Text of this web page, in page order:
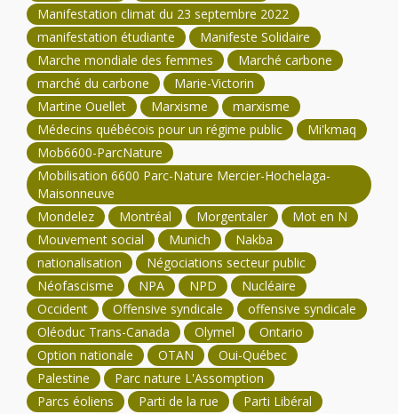
Manifestation climat du 23 septembre 2022
manifestation étudiante
Manifeste Solidaire
Marche mondiale des femmes
Marché carbone
marché du carbone
Marie-Victorin
Martine Ouellet
Marxisme
marxisme
Médecins québécois pour un régime public
Mi'kmaq
Mob6600-ParcNature
Mobilisation 6600 Parc-Nature Mercier-Hochelaga-
Maisonneuve
Mondelez
Montréal Morgentaler
Mot en N
Mouvement social
Munich
Nakba
nationalisation
Négociations secteur public
Néofascisme
NPA NPD
Nucléaire
Occident
Offensive syndicale
offensive syndicale
Oléoduc Trans-Canada
Olymel
Ontario
Option nationale
OTAN
Oui-Québec
Palestine
Parc nature L'Assomption
Parcs éoliens
Parti de la rue
Parti Libéral